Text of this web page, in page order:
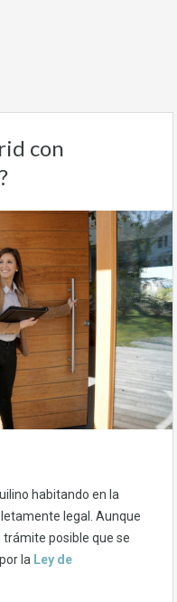
con
habitando en la
legal. Aunque
posible que se
la Ley de